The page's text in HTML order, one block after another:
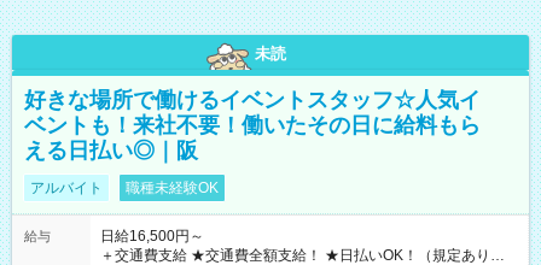
未読
好きな場所で働けるイベントスタッフ☆人気イ
ベントも！来社不要！働いたその日に給料もら
える日払い◎｜阪
アルバイト 職種未経験OK
給与
日給16,500円～
＋交通費支給 ★交通費全額支給！ ★日払いOK！（規定あり） ┗